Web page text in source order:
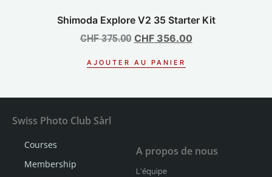
Shimoda Explore V2 35 Starter Kit
CHF375.00 CHF356.00
AJOUTER AU PANIER
Swiss Photo Club Sàrl
Courses
Membership
A propos de nous
L'équipe